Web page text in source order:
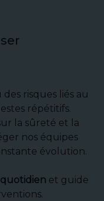
risques liés au
répétitifs.
la sûreté et la
nos équipes
évolution.
et guide